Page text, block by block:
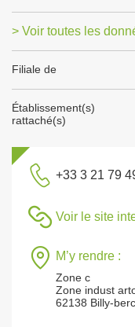
> Voir toutes les
Filiale de
Établissement(s)
rattaché(s)
+33 3 21 79
Voir le site
M’y rendre :
Zone c
Zone indust
62138 Billy-